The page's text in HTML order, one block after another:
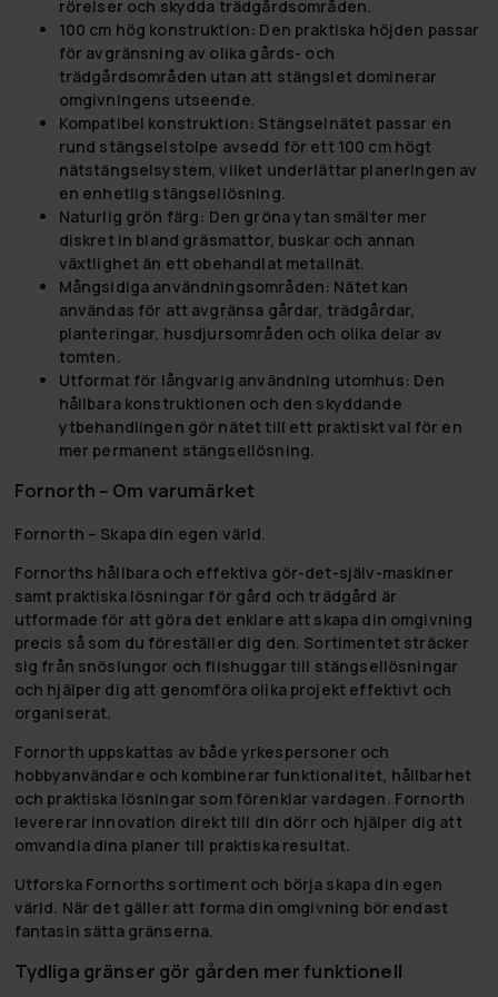
rörelser och skydda trädgårdsområden.
100 cm hög konstruktion: Den praktiska höjden passar
för avgränsning av olika gårds- och
trädgårdsområden utan att stängslet dominerar
omgivningens utseende.
Kompatibel konstruktion: Stängselnätet passar en
rund stängselstolpe avsedd för ett 100 cm högt
nätstängselsystem, vilket underlättar planeringen av
en enhetlig stängsellösning.
Naturlig grön färg: Den gröna ytan smälter mer
diskret in bland gräsmattor, buskar och annan
växtlighet än ett obehandlat metallnät.
Mångsidiga användningsområden: Nätet kan
användas för att avgränsa gårdar, trädgårdar,
planteringar, husdjursområden och olika delar av
tomten.
Utformat för långvarig användning utomhus: Den
hållbara konstruktionen och den skyddande
ytbehandlingen gör nätet till ett praktiskt val för en
mer permanent stängsellösning.
Fornorth – Om varumärket
Fornorth – Skapa din egen värld.
Fornorths hållbara och effektiva gör-det-själv-maskiner
samt praktiska lösningar för gård och trädgård är
utformade för att göra det enklare att skapa din omgivning
precis så som du föreställer dig den. Sortimentet sträcker
sig från snöslungor och flishuggar till stängsellösningar
och hjälper dig att genomföra olika projekt effektivt och
organiserat.
Fornorth uppskattas av både yrkespersoner och
hobbyanvändare och kombinerar funktionalitet, hållbarhet
och praktiska lösningar som förenklar vardagen. Fornorth
levererar innovation direkt till din dörr och hjälper dig att
omvandla dina planer till praktiska resultat.
Utforska Fornorths sortiment och börja skapa din egen
värld. När det gäller att forma din omgivning bör endast
fantasin sätta gränserna.
Tydliga gränser gör gården mer funktionell